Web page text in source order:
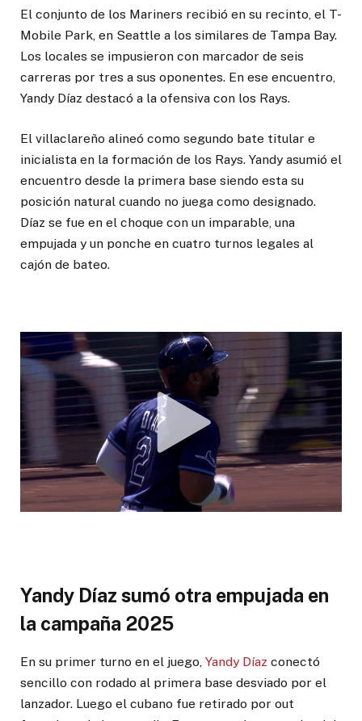
El conjunto de los Mariners recibió en su recinto, el T-
Mobile Park, en Seattle a los similares de Tampa Bay.
Los locales se impusieron con marcador de seis
carreras por tres a sus oponentes. En ese encuentro,
Yandy Díaz destacó a la ofensiva con los Rays.
El villaclareño alineó como segundo bate titular e
inicialista en la formación de los Rays. Yandy asumió el
encuentro desde la primera base siendo esta su
posición natural cuando no juega como designado.
Díaz se fue en el choque con un imparable, una
empujada y un ponche en cuatro turnos legales al
cajón de bateo.
Yandy Díaz sumó otra empujada en
la campaña 2025
En su primer turno en el juego, Yandy Díaz conectó
sencillo con rodado al primera base desviado por el
lanzador. Luego el cubano fue retirado por out